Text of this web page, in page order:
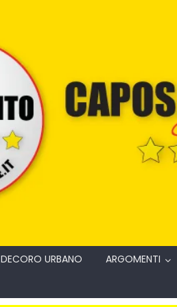
DECORO URBANO ARGOMENTI